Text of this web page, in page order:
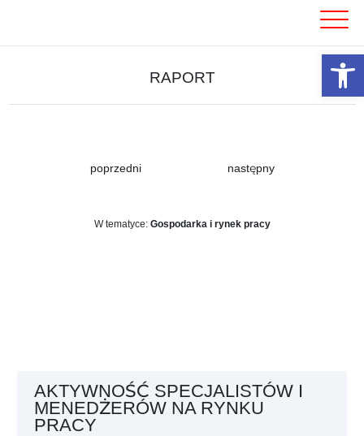
RAPORT
poprzedni następny
W tematyce: Gospodarka i rynek pracy
AKTYWNOŚĆ SPECJALISTÓW I
MENEDŻERÓW NA RYNKU
PRACY